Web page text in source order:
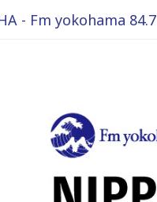
- Fm yokohama 84.7